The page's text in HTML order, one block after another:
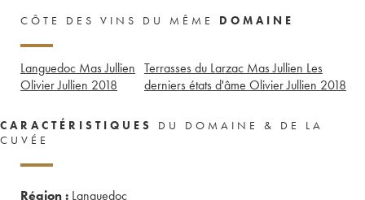
CÔTE DES VINS DU MÊME DOMAINE
Languedoc Mas Jullien
Olivier Jullien 2018
Terrasses du Larzac Mas Jullien Les
derniers états d'âme Olivier Jullien 2018
CARACTÉRISTIQUES
DU DOMAINE & DE LA
CUVÉE
Région : Languedoc